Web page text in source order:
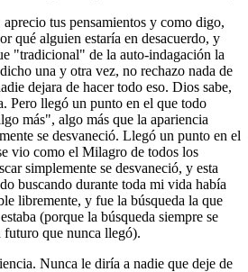
tus pensamientos y como digo,
qué alguien estaría en desacuerdo, y
"tradicional" de la auto-indagación la
una y otra vez, no rechazo nada de
dejara de hacer todo eso. Dios sabe,
Pero llegó un punto en el que todo
más", algo más que la apariencia
se desvaneció. Llegó un punto en el
vio como el Milagro de todos los
simplemente se desvaneció, y esta
buscando durante toda mi vida había
libremente, y fue la búsqueda la que
(porque la búsqueda siempre se
que nunca llegó).
Nunca le diría a nadie que deje de